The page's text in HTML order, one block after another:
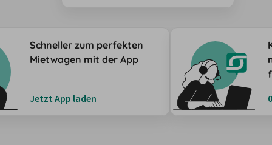
Schneller zum perfekten
Mietwagen mit der App
Jetzt App laden